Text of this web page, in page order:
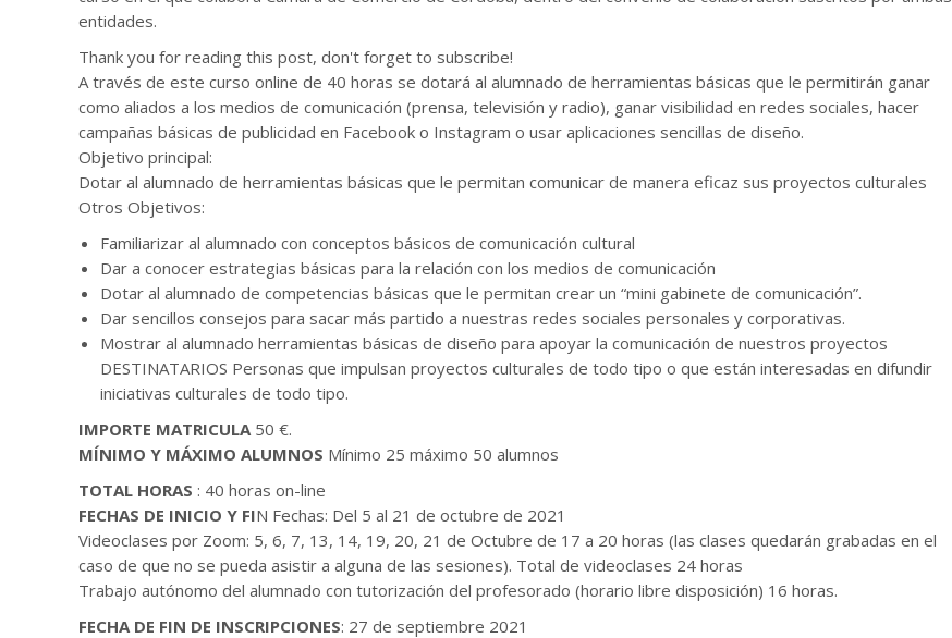
entidades.
Thank you for reading this post, don't forget to subscribe!
A través de este curso online de 40 horas se dotará al alumnado de herramientas básicas que le permitirán ganar
como aliados a los medios de comunicación (prensa, televisión y radio), ganar visibilidad en redes sociales, hacer
campañas básicas de publicidad en Facebook o Instagram o usar aplicaciones sencillas de diseño.
Objetivo principal:
Dotar al alumnado de herramientas básicas que le permitan comunicar de manera eficaz sus proyectos culturales
Otros Objetivos:
Familiarizar al alumnado con conceptos básicos de comunicación cultural
Dar a conocer estrategias básicas para la relación con los medios de comunicación
Dotar al alumnado de competencias básicas que le permitan crear un “mini gabinete de comunicación”.
Dar sencillos consejos para sacar más partido a nuestras redes sociales personales y corporativas.
Mostrar al alumnado herramientas básicas de diseño para apoyar la comunicación de nuestros proyectos
DESTINATARIOS Personas que impulsan proyectos culturales de todo tipo o que están interesadas en difundir
iniciativas culturales de todo tipo.
IMPORTE MATRICULA50 €.
MÍNIMO Y MÁXIMO ALUMNOS Mínimo 25 máximo 50 alumnos
TOTAL HORAS : 40 horas on-line
FECHAS DE INICIO Y FIN Fechas: Del 5 al 21 de octubre de 2021
Videoclases por Zoom: 5, 6, 7, 13, 14, 19, 20, 21 de Octubre de 17 a 20 horas (las clases quedarán grabadas en el
caso de que no se pueda asistir a alguna de las sesiones). Total de videoclases 24 horas
Trabajo autónomo del alumnado con tutorización del profesorado (horario libre disposición) 16 horas.
FECHA DE FIN DE INSCRIPCIONES: 27 de septiembre 2021